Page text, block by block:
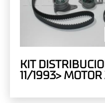
KIT
11/1993> MOTOR